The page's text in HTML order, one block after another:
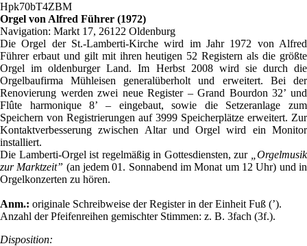
Hpk70bT4ZBM
Orgel von Alfred Führer (1972)
Navigation: Markt 17, 26122 Oldenburg
Die Orgel der St.-Lamberti-Kirche wird im Jahr 1972 von Alfred
Führer erbaut und gilt mit ihren heutigen 52 Registern als die größte
Orgel im oldenburger Land. Im Herbst 2008 wird sie durch die
Orgelbaufirma Mühleisen generalüberholt und erweitert. Bei der
Renovierung werden zwei neue Register – Grand Bourdon 32’ und
Flûte harmonique 8’ – eingebaut, sowie die Setzeranlage zum
Speichern von Registrierungen auf 3999 Speicherplätze erweitert. Zur
Kontaktverbesserung zwischen Altar und Orgel wird ein Monitor
installiert.
Die Lamberti-Orgel ist regelmäßig in Gottesdiensten, zur
„Orgelmusik
zur Marktzeit” (an jedem 01. Sonnabend im Monat um 12 Uhr) und in
Orgelkonzerten zu hören.
Anm.: originale Schreibweise der Register in der Einheit Fuß (’).
Anzahl der Pfeifenreihen gemischter Stimmen: z. B. 3fach (3f.).
Disposition: